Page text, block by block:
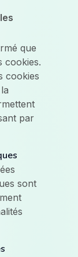
que
cookies.
cookies
par
sont